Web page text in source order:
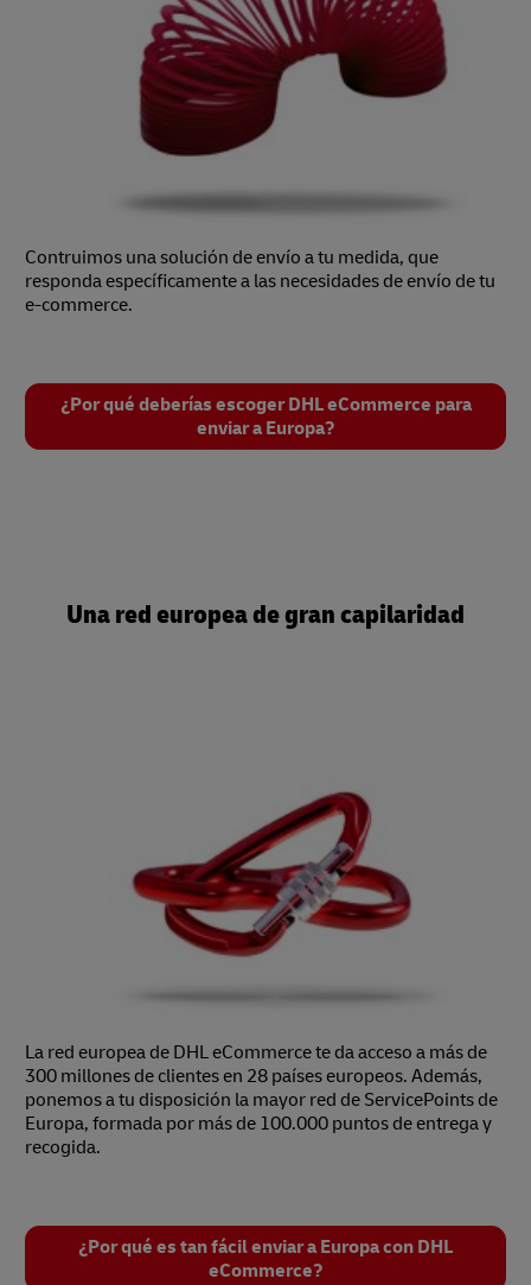
Contruimos una solución de envío a tu medida, que
responda específicamente a las necesidades de envío de tu
e-commerce.
¿Por qué deberías escoger DHL eCommerce para
enviar a Europa?
Una red europea de gran capilaridad
La red europea de DHL eCommerce te da acceso a más de
300 millones de clientes en 28 países europeos. Además,
ponemos a tu disposición la mayor red de ServicePoints de
Europa, formada por más de 100.000 puntos de entrega y
recogida.
¿Por qué es tan fácil enviar a Europa con DHL
eCommerce?